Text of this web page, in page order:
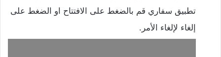
تطبيق سفاري قم بالضغط على الافتتاح او الضغط على
إلغاء لإلغاء الأمر.